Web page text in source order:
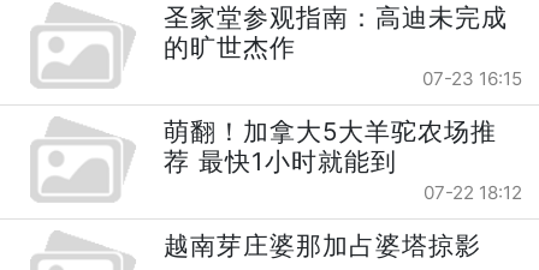
圣家堂参观指南：高迪未完成
的旷世杰作
07-23 16:15
萌翻！加拿大5大羊驼农场推
荐 最快1小时就能到
07-22 18:12
越南芽庄婆那加占婆塔掠影